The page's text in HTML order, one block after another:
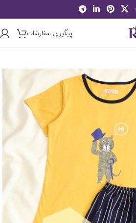
پیگیری سفارشات